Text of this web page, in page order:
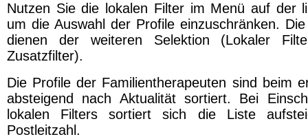
Nutzen Sie die lokalen Filter im Menü auf der
um die Auswahl der Profile einzuschränken.
dienen der weiteren Selektion (Lokaler
Zusatzfilter).
Die Profile der Familientherapeuten sind beim
absteigend nach Aktualität sortiert. Bei
lokalen Filters sortiert sich die Liste
Postleitzahl.